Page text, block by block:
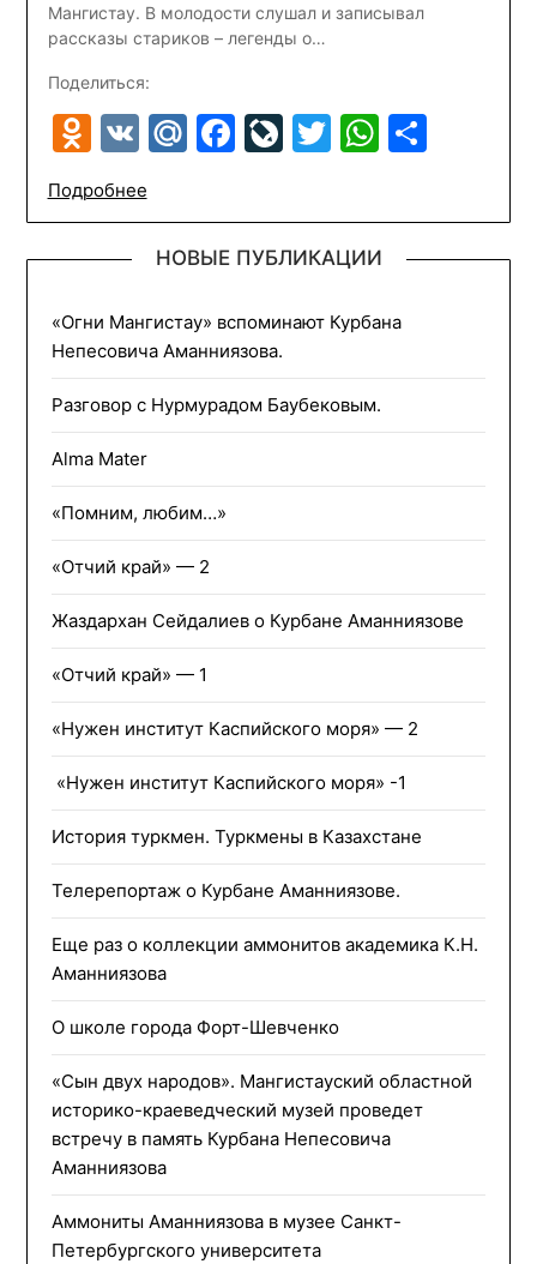
Мангистау. В молодости слушал и записывал
рассказы стариков – легенды о…
Поделиться:
Odnoklassniki
VKMail.Ru
Facebook
LiveJournal
Twitter
Подробнее
НОВЫЕ ПУБЛИКАЦИИ
«Огни Мангистау» вспоминают Курбана
Непесовича Аманниязова.
Разговор с Нурмурадом Баубековым.
Alma Mater
«Помним, любим…»
«Отчий край» — 2
Жаздархан Сейдалиев о Курбане Аманниязове
«Отчий край» — 1
«Нужен институт Каспийского моря» — 2
«Нужен институт Каспийского моря» -1
История туркмен. Туркмены в Казахстане
Телерепортаж о Курбане Аманниязове.
Еще раз о коллекции аммонитов академика К.Н.
Аманниязова
О школе города Форт-Шевченко
«Сын двух народов». Мангистауский областной
историко-краеведческий музей проведет
встречу в память Курбана Непесовича
Аманниязова
Аммониты Аманниязова в музее Санкт-
Петербургского университета